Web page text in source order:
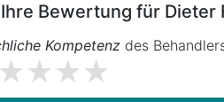
Ihre Bewertung für Dieter
Kompetenz des